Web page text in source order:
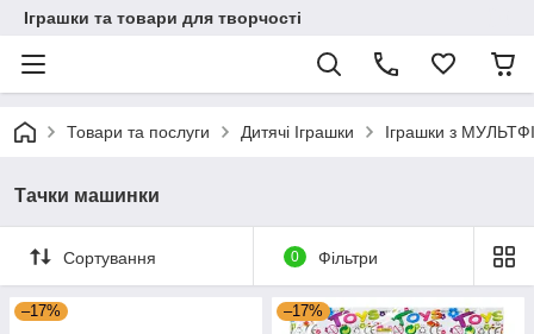
Іграшки та товари для творчості
Товари та послуги Дитячі Іграшки Іграшки з
Тачки машинки
Сортування 0 Фільтри
–17% –17%